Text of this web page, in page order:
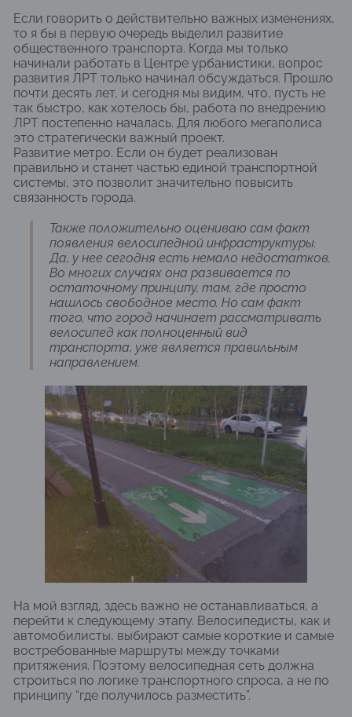
Если говорить о действительно важных изменениях,
то я бы в первую очередь выделил развитие
общественного транспорта. Когда мы только
начинали работать в Центре урбанистики, вопрос
развития ЛРТ только начинал обсуждаться. Прошло
почти десять лет, и сегодня мы видим, что, пусть не
так быстро, как хотелось бы, работа по внедрению
ЛРТ постепенно началась. Для любого мегаполиса
это стратегически важный проект.
Развитие метро. Если он будет реализован
правильно и станет частью единой транспортной
системы, это позволит значительно повысить
связанность города.
Также положительно оцениваю сам факт
появления велосипедной инфраструктуры.
Да, у нее сегодня есть немало недостатков.
Во многих случаях она развивается по
остаточному принципу, там, где просто
нашлось свободное место. Но сам факт
того, что город начинает рассматривать
велосипед как полноценный вид
транспорта, уже является правильным
направлением.
На мой взгляд, здесь важно не останавливаться, а
перейти к следующему этапу. Велосипедисты, как и
автомобилисты, выбирают самые короткие и самые
востребованные маршруты между точками
притяжения. Поэтому велосипедная сеть должна
строиться по логике транспортного спроса, а не по
принципу “где получилось разместить”.